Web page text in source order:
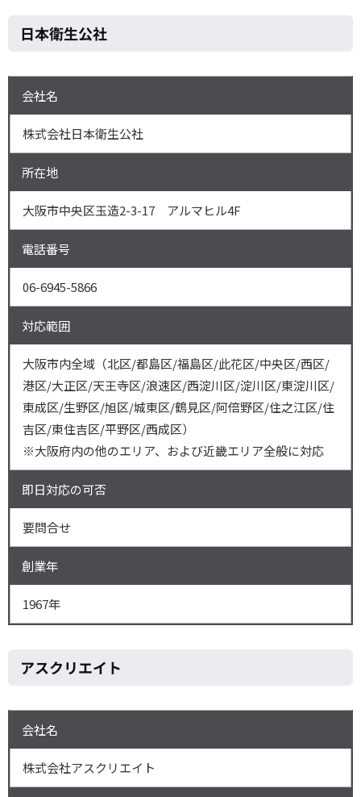
日本衛生公社
会社名
株式会社日本衛生公社
所在地
大阪市中央区玉造2-3-17 アルマヒル4F
電話番号
06-6945-5866
対応範囲
大阪市内全域（北区/都島区/福島区/此花区/中央区/西区/
港区/大正区/天王寺区/浪速区/西淀川区/淀川区/東淀川区/
東成区/生野区/旭区/城東区/鶴見区/阿倍野区/住之江区/住
吉区/東住吉区/平野区/西成区）
※大阪府内の他のエリア、および近畿エリア全般に対応
即日対応の可否
要問合せ
創業年
1967年
アスクリエイト
会社名
株式会社アスクリエイト